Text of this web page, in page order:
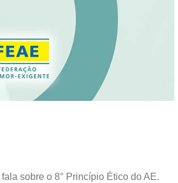
sobre o 8° Princípio Ético do AE.